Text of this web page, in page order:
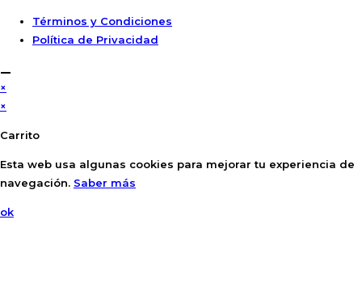
Términos y Condiciones
Política de Privacidad
×
×
Carrito
Esta web usa algunas cookies para mejorar tu experiencia de
navegación. Saber más
ok